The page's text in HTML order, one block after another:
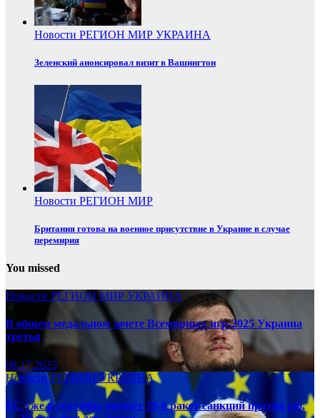
Новости РЕГИОН МИР УКРАИНА
Зеленский анонсировал визит в Вашингтон
Новости РЕГИОН МИР
Британия готова на военное присутствие в Украине в случае
перемирия
You missed
Новости РЕГИОНМИР УКРАИНА
В общем медальном зачете Всемирных игр-2025 Украина
третья
08.17.2025
НовостиРЕГИОНУКРАИНА
ЕС уже в сентябре примет 19-й ракет санкций против рф,